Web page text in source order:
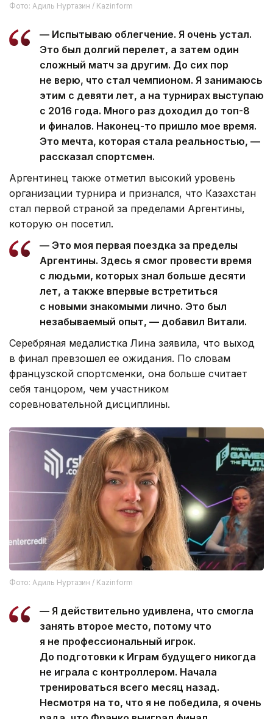
Фото: Адиль Нуртазин / Kazinform
— Испытываю облегчение. Я очень устал.
Это был долгий перелет, а затем один
сложный матч за другим. До сих пор
не верю, что стал чемпионом. Я занимаюсь
этим с девяти лет, а на турнирах выступаю
с 2016 года. Много раз доходил до топ-8
и финалов. Наконец-то пришло мое время.
Это мечта, которая стала реальностью, —
рассказал спортсмен.
Аргентинец также отметил высокий уровень
организации турнира и признался, что Казахстан
стал первой страной за пределами Аргентины,
которую он посетил.
— Это моя первая поездка за пределы
Аргентины. Здесь я смог провести время
с людьми, которых знал больше десяти
лет, а также впервые встретиться
с новыми знакомыми лично. Это был
незабываемый опыт, — добавил Витали.
Серебряная медалистка Лина заявила, что выход
в финал превзошел ее ожидания. По словам
французской спортсменки, она больше считает
себя танцором, чем участником
соревновательной дисциплины.
Фото: Адиль Нуртазин / Kazinform
— Я действительно удивлена, что смогла
занять второе место, потому что
я не профессиональный игрок.
До подготовки к Играм будущего никогда
не играла с контроллером. Начала
тренироваться всего месяц назад.
Несмотря на то, что я не победила, я очень